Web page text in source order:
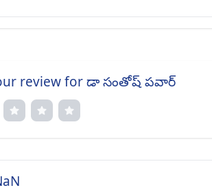
review for డా సంతోష్ పవార్